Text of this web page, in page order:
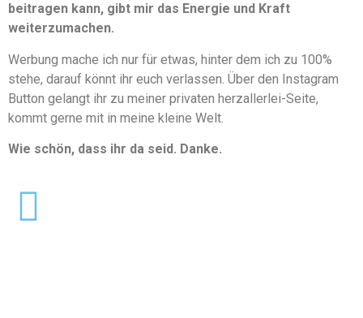
beitragen kann, gibt mir das Energie und Kraft
weiterzumachen.
Werbung mache ich nur für etwas, hinter dem ich zu 100%
stehe, darauf könnt ihr euch verlassen. Über den Instagram
Button gelangt ihr zu meiner privaten herzallerlei-Seite,
kommt gerne mit in meine kleine Welt.
Wie schön, dass ihr da seid. Danke.